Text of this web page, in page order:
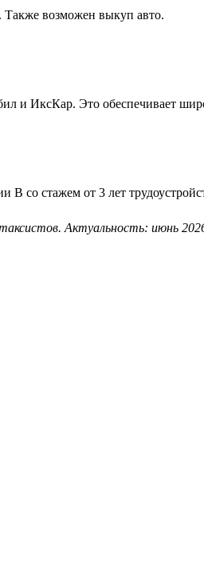
Также возможен выкуп авто.
и ИксКар. Это обеспечивает
B со стажем от 3 лет
Актуальность: июнь